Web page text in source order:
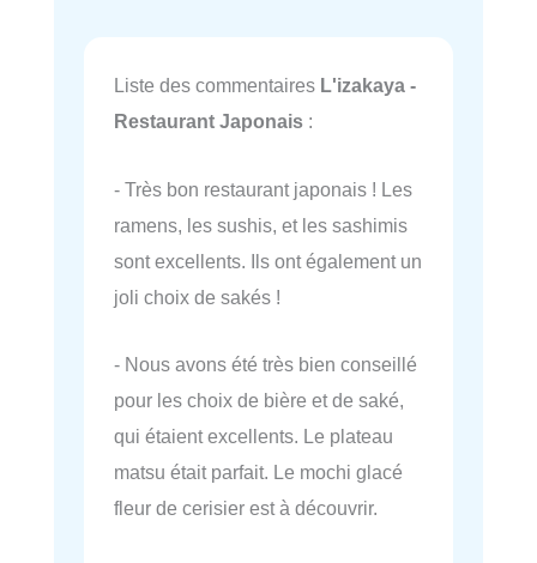
Liste des commentaires L'izakaya -
Restaurant Japonais :
- Très bon restaurant japonais ! Les
ramens, les sushis, et les sashimis
sont excellents. Ils ont également un
joli choix de sakés !
- Nous avons été très bien conseillé
pour les choix de bière et de saké,
qui étaient excellents. Le plateau
matsu était parfait. Le mochi glacé
fleur de cerisier est à découvrir.